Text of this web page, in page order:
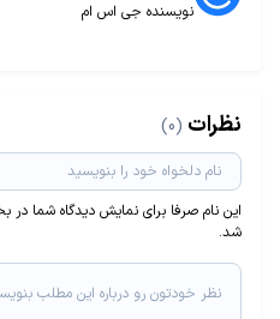
نویسنده جی اس ام
نظرات (0)
این نام صرفا برای نمایش دیدگاه شما در
شد.